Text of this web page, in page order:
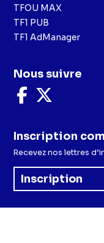
TFOU MAX
TF1 PUB
TF1 AdManager
Nous suivre
Nous
suivre
Facebook
X
Inscription
Recevez nos lettres
Inscription